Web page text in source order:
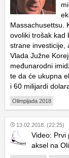
Massachusettsu.
ovoliki trošak kad
strane investicije,
Vlada Južne
međunarodni
te da će ukupna
i 60 milijardi
Olimpijada 2018
13.02.2018. (22:25)
Video: Prvi
aksel na